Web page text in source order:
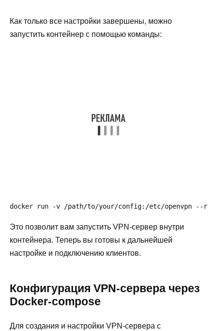
Как только все настройки завершены, можно
запустить контейнер с помощью команды:
docker run -v /path/to/your/config:/etc/openvpn --rm -
Это позволит вам запустить VPN-сервер внутри
контейнера. Теперь вы готовы к дальнейшей
настройке и подключению клиентов.
Конфигурация VPN-сервера через
Docker-compose
Для создания и настройки VPN-сервера с